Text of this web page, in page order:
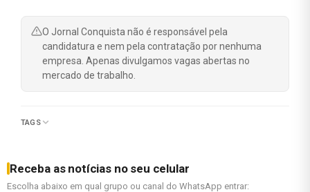
O Jornal Conquista não é responsável pela
candidatura e nem pela contratação por nenhuma
empresa. Apenas divulgamos vagas abertas no
mercado de trabalho.
TAGS
Receba as notícias no seu celular
Escolha abaixo em qual grupo ou canal do WhatsApp entrar: